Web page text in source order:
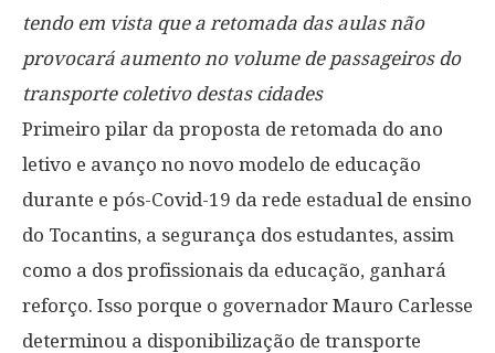
tendo em vista que a retomada das aulas não
provocará aumento no volume de passageiros do
transporte coletivo destas cidades
Primeiro pilar da proposta de retomada do ano
letivo e avanço no novo modelo de educação
durante e pós-Covid-19 da rede estadual de ensino
do Tocantins, a segurança dos estudantes, assim
como a dos profissionais da educação, ganhará
reforço. Isso porque o governador Mauro Carlesse
determinou a disponibilização de transporte